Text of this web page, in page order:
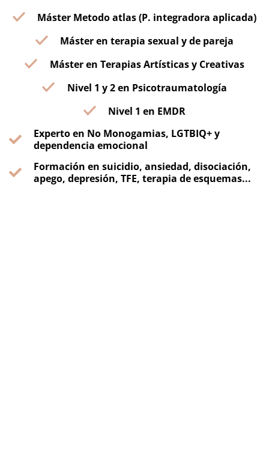
Máster Metodo atlas (P. integradora aplicada)
Máster en terapia sexual y de pareja
Máster en Terapias Artísticas y Creativas
Nivel 1 y 2 en Psicotraumatología
Nivel 1 en EMDR
Experto en No Monogamias, LGTBIQ+ y
dependencia emocional
Formación en suicidio, ansiedad, disociación,
apego, depresión, TFE, terapia de esquemas...